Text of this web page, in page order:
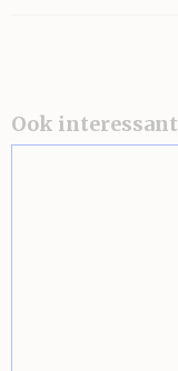
Ook interessant